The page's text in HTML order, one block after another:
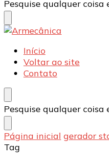
algo?
Pesquise qualquer coisa
Armecânica
Blog
Início
Voltar ao site
Contato
Procurando
algo?
Pesquise qualquer coisa
Página inicial gerador
Tag